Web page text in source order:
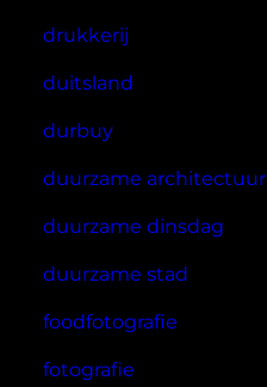
drukkerij
duitsland
durbuy
duurzame architectuur
duurzame dinsdag
duurzame stad
foodfotografie
fotografie